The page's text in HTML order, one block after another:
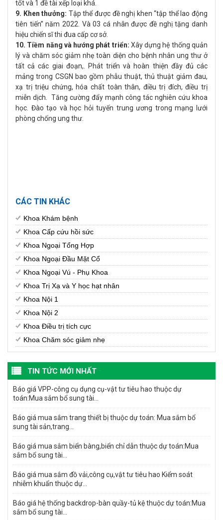
tốt và 1 đề tài xếp loại khá.
9. Khen thưởng: Tập thể được đề nghị khen “tập thể lao động
tiên tiến” năm 2022. Và 03 cá nhân được đề nghị tặng danh
hiệu chiến sĩ thi đua cấp cơ sở.
10. Tiềm năng và hướng phát triển: Xây dựng hệ thống quản
lý và chăm sóc giảm nhẹ toàn diện cho bệnh nhân ung thư ở
tất cả các giai đoạn,. Phát triển và hoàn thiện đầy đủ các
mảng trong CSGN bao gồm phẫu thuật, thủ thuật giảm đau,
xạ trị triệu chứng, hóa chất toàn thân, điều trị đích, điều trị
miễn dịch.
Tăng cường đẩy mạnh công tác nghiên cứu khoa
học. Đào tạo và học hỏi tuyến trung ương trong mạng lưới
phòng chống ung thư.
CÁC TIN KHÁC
Khoa Khám bệnh
Khoa Cấp cứu hồi sức
Khoa Ngoại Tổng Hợp
Khoa Ngoại Đầu Mặt Cổ
Khoa Ngoại Vú - Phụ Khoa
Khoa Trị Xạ và Y học hạt nhân
Khoa Nội 1
Khoa Nội 2
Khoa Điều trị tích cực
Khoa Chăm sóc giảm nhẹ
TIN TỨC MỚI NHẤT
Báo giá VPP-công cụ dụng cụ-vật tư tiêu hao thuộc dự
toán:Mua sắm bổ sung tài...
Báo giá mua sắm trang thiết bị thuộc dự toán: Mua sắm bổ
sung tài sản,trang...
Báo giá mua sắm biển bàng,biển chỉ dẫn thuộc dự toán:Mua
sắm bổ sung tài...
Báo giá mua sắm đồ vải,công cụ,vật tư tiêu hao Kiểm soát
nhiễm khuẩn thuộc dự...
Báo giá hệ thống backdrop-bàn quầy-tủ kệ thuộc dự toán:Mua
sắm bổ sung tài...